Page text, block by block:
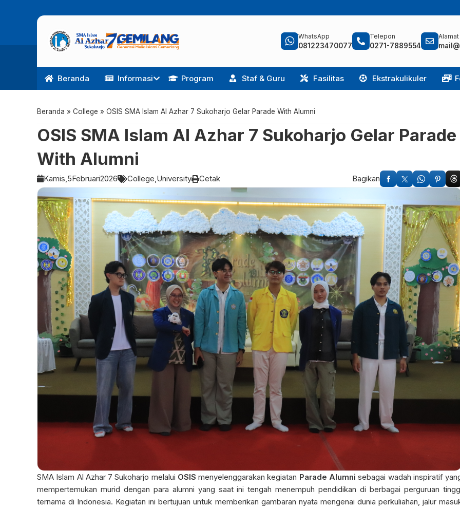
WhatsApp
081223470077
Telepon
0271-7889554
Alamat
Beranda Informasi Program Staf & Guru Fasilitas Ekstrakulikuler
Beranda » College » OSIS SMA Islam Al Azhar 7 Sukoharjo Gelar Parade With Alumni
OSIS SMA Islam Al Azhar 7 Sukoharjo Gelar Parade
With Alumni
Kamis,5Februari2026 College University Cetak Bagikan
SMA Islam Al Azhar 7 Sukoharjo melalui OSIS menyelenggarakan kegiatan Parade Alumni sebagai wadah inspiratif
mempertemukan murid dengan para alumni yang saat ini tengah menempuh pendidikan di berbagai perguruan
ternama di Indonesia. Kegiatan ini bertujuan untuk memberikan gambaran nyata mengenai dunia perkuliahan, jalur